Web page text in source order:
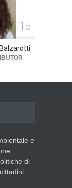
1 5
e
di